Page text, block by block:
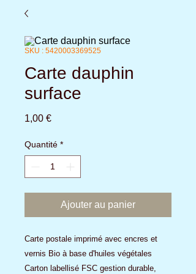
SKU : 5420003369525
Carte dauphin
surface
1,00 €Prix
Quantité *
Ajouter au panier
Carte postale imprimé avec encres et
vernis Bio à base d'huiles végétales
Carton labellisé FSC gestion durable,